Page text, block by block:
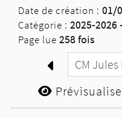
Date de création : 01/
Catégorie : 2025-2026
Page lue 258 fois